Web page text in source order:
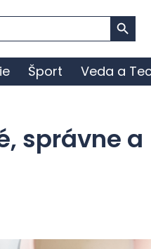
for:
Search Button
Šport Veda a
správne a